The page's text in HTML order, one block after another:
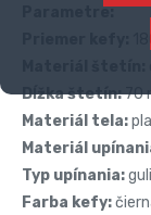
Parametre:
Dĺžka štetín:70
Materiál tela:
Materiál
Typ upínania:
Farba kefy: